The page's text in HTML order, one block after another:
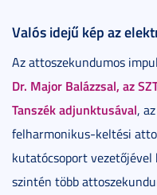
Valós idejű kép az
Az attoszekundumos
Dr. Major Balázzsal, az
Tanszék adjunktusával,
felharmonikus-keltési
kutatócsoport
szintén több